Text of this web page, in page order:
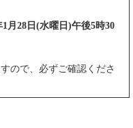
月28日(水曜日)午後5時30
ので、必ずご確認くださ